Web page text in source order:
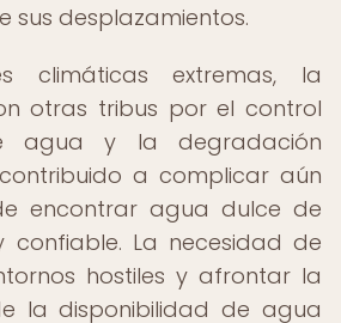
sus desplazamientos.
climáticas extremas, la
otras tribus por el control
agua y la degradación
a complicar aún
encontrar agua dulce de
La necesidad de
hostiles y afrontar la
la disponibilidad de agua